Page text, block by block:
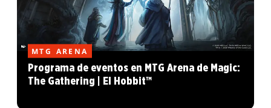
MTG ARENA
Programa de eventos en MTG Arena de Magic:
The Gathering | El Hobbit™